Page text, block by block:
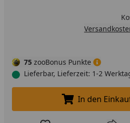
75 zooBonus Punkte
Lieferbar, Lieferzeit: 1-2
In
In den